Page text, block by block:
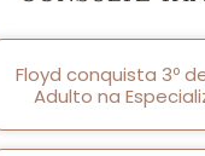
Floyd conquista 3º
Adulto na